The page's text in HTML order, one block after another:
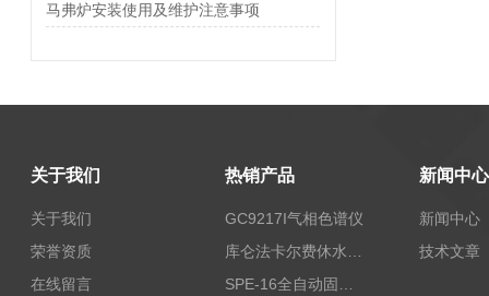
马弗炉安装使用及维护注意事项
关于我们
关于我们
荣誉资质
在线留言
热销产品
GC9217I气相色谱仪
新闻中心
新闻中心
技术文章